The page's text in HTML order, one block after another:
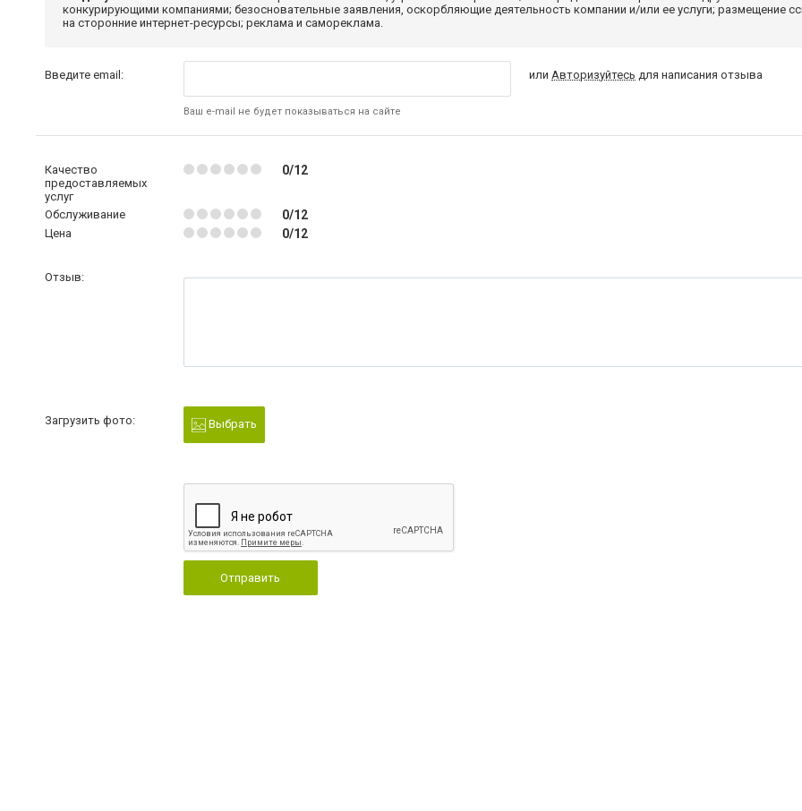
конкурирующими компаниями; безосновательные заявления, оскорбляющие деятельность компании и/или ее услуги; размещение
на сторонние интернет-ресурсы; реклама и самореклама.
Введите email:
Ваш e-mail не будет показываться на сайте
илиАвторизуйтесь для написания отзыва
Качество
предоставляемых
услуг
0/12
Обслуживание 0/12
Цена 0/12
Отзыв:
Загрузить фото: Выбрать
Отправить